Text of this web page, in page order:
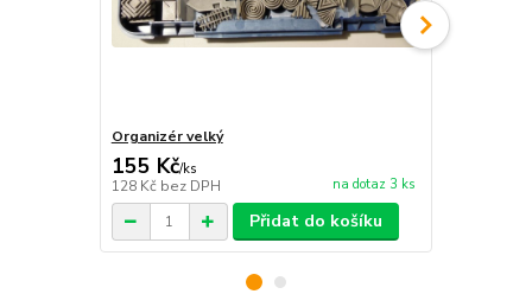
Organizér velký
155 Kč/ks
128 Kč bez DPH na dotaz 3 ks
Přidat do košíku